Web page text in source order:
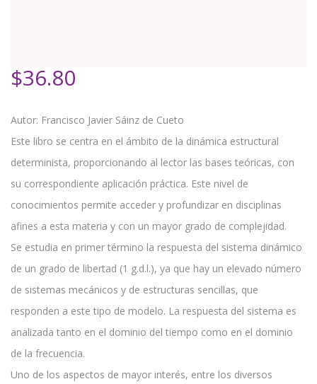
$36.80
Autor: Francisco Javier Sáinz de Cueto
Este libro se centra en el ámbito de la dinámica estructural
determinista, proporcionando al lector las bases teóricas, con
su correspondiente aplicación práctica. Este nivel de
conocimientos permite acceder y profundizar en disciplinas
afines a esta materia y con un mayor grado de complejidad.
Se estudia en primer término la respuesta del sistema dinámico
de un grado de libertad (1 g.d.l.), ya que hay un elevado número
de sistemas mecánicos y de estructuras sencillas, que
responden a este tipo de modelo. La respuesta del sistema es
analizada tanto en el dominio del tiempo como en el dominio
de la frecuencia.
Uno de los aspectos de mayor interés, entre los diversos